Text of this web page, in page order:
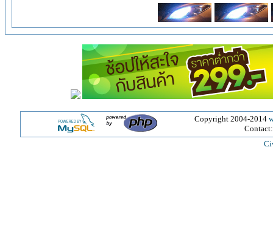
Copyright 2004-2014